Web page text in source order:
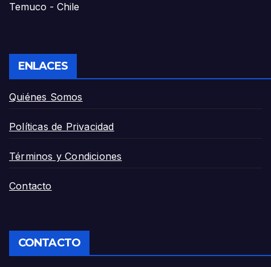
Temuco - Chile
ENLACES
Quiénes Somos
Políticas de Privacidad
Términos y Condiciones
Contacto
CONTACTO